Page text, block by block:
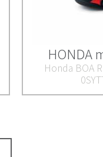
HONDA
Honda BOA